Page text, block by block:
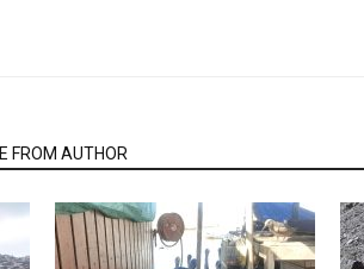
FROM AUTHOR